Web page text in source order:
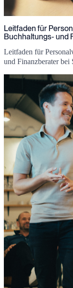
Leitfaden für
Buchhaltungs- und
Leitfaden für
und Finanzberater bei